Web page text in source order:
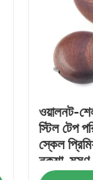
ওয়ালনট-
স্টিল টেপ
স্কেল
নকশা, মসৃণ